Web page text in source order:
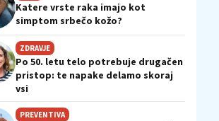
Katere vrste raka imajo kot
simptom srbečo kožo?
ZDRAVJE
Po 50. letu telo potrebuje drugačen
pristop: te napake delamo skoraj
vsi
PREVENTIVA